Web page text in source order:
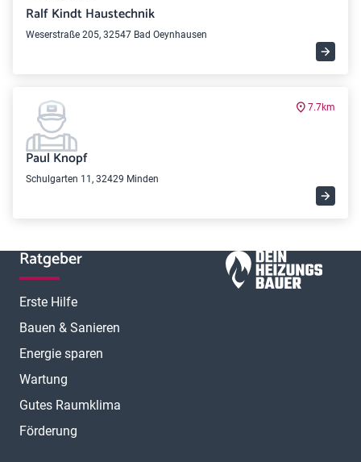
Ralf Kindt Haustechnik
Weserstraße 205, 32547 Bad Oeynhausen
7.7km
Paul Knopf
Schulgarten 11, 32429 Minden
Ratgeber
Erste Hilfe
Bauen & Sanieren
Energie sparen
Wartung
Gutes Raumklima
Förderung